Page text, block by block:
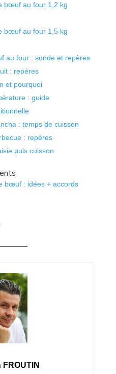
bœuf au four 1,2 kg
bœuf au four 1,5 kg
au four : sonde et repères
: repères
et pourquoi
: guide
: temps de cuisson
: repères
puis cuisson
bœuf : idées + accords